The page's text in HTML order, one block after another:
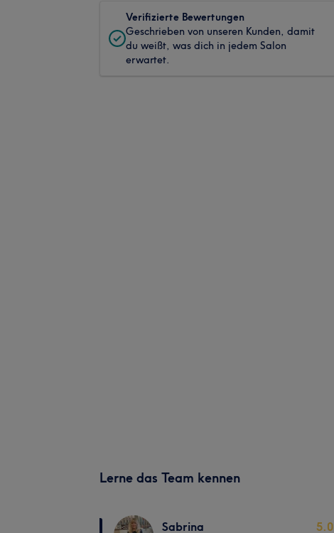
Verifizierte Bewertungen
Geschrieben von unseren Kunden, damit
du weißt, was dich in jedem Salon
erwartet.
Lerne das Team kennen
Sabrina 5.0